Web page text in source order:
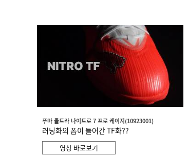
푸마 울트라 나이트로 7 프로 케이지(10923001)
러닝화의 폼이 들어간 TF화??
영상 바로보기